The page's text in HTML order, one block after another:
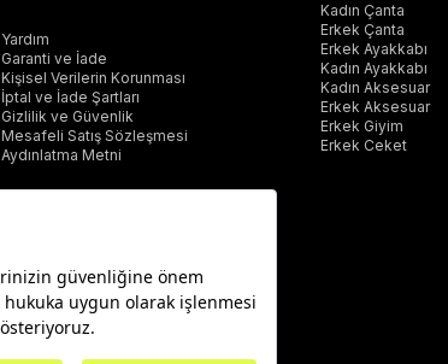
Yardım
Garanti ve İade
Kişisel Verilerin Korunması
İptal ve İade Şartları
Gizlilik ve Güvenlik
Mesafeli Satış Sözleşmesi
Aydınlatma Metni
Kadın Çanta
Erkek Çanta
Erkek Ayakkabı
Kadın Ayakkabı
Kadın Aksesuar
Erkek Aksesuar
Erkek Giyim
Erkek Ceket